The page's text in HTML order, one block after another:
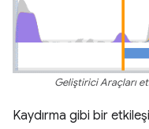
Geliştirici Araçları
Kaydırma gibi bir